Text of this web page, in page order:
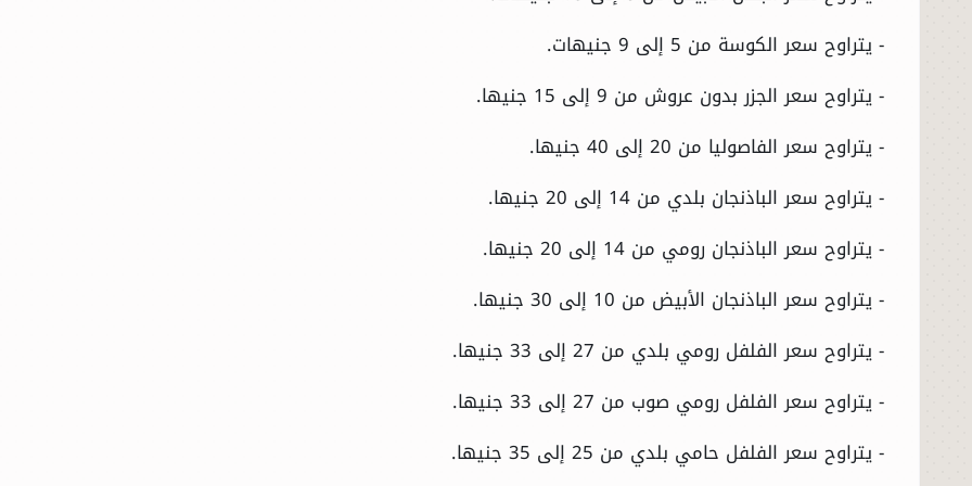
- يتراوح سعر الكوسة من 5 إلى 9 جنيهات.
- يتراوح سعر الجزر بدون عروش من 9 إلى 15 جنيها.
- يتراوح سعر الفاصوليا من 20 إلى 40 جنيها.
- يتراوح سعر الباذنجان بلدي من 14 إلى 20 جنيها.
- يتراوح سعر الباذنجان رومي من 14 إلى 20 جنيها.
- يتراوح سعر الباذنجان الأبيض من 10 إلى 30 جنيها.
- يتراوح سعر الفلفل رومي بلدي من 27 إلى 33 جنيها.
- يتراوح سعر الفلفل رومي صوب من 27 إلى 33 جنيها.
- يتراوح سعر الفلفل حامي بلدي من 25 إلى 35 جنيها.